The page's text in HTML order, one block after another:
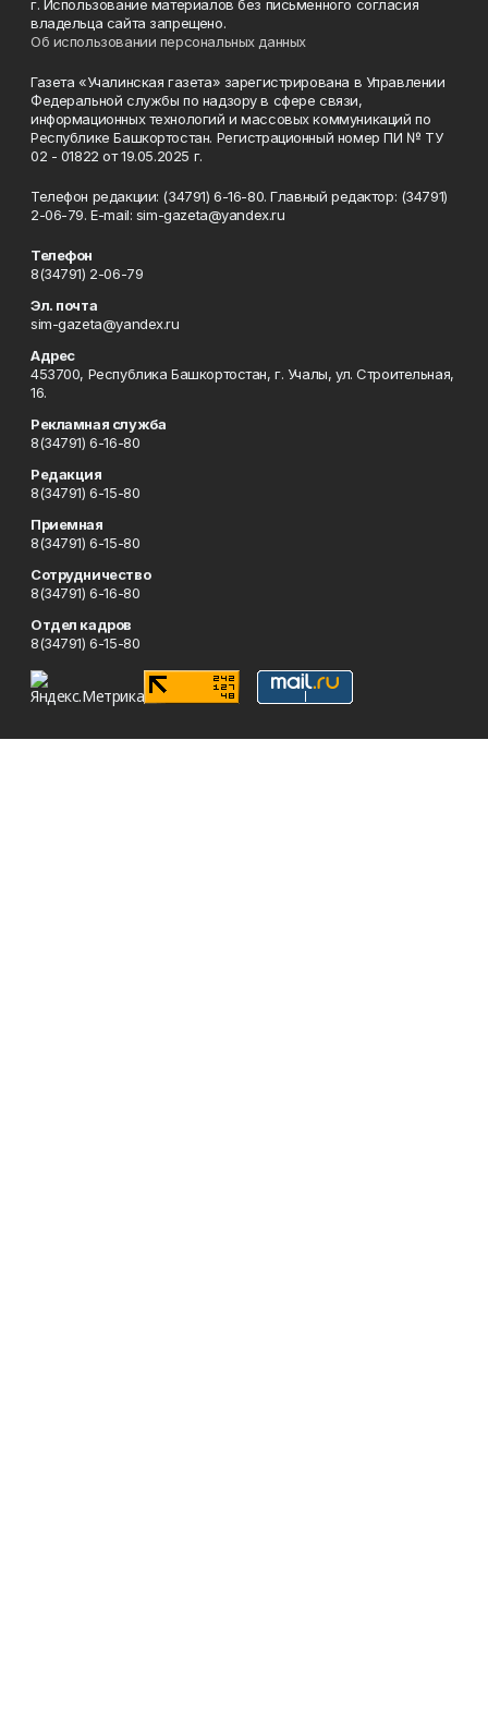
г. Использование материалов без письменного согласия
владельца сайта запрещено.
Об использовании персональных данных
Газета «Учалинская газета» зарегистрирована в Управлении
Федеральной службы по надзору в сфере связи,
информационных технологий и массовых коммуникаций по
Республике Башкортостан. Регистрационный номер ПИ № ТУ
02 - 01822 от 19.05.2025 г.
Телефон редакции: (34791) 6-16-80. Главный редактор: (34791)
2-06-79. Е-mаil: sim-gazeta@yandex.ru
Телефон
8(34791) 2-06-79
Эл. почта
sim-gazeta@yandex.ru
Адрес
453700, Республика Башкортостан, г. Учалы, ул. Строительная,
16.
Рекламная служба
8(34791) 6-16-80
Редакция
8(34791) 6-15-80
Приемная
8(34791) 6-15-80
Сотрудничество
8(34791) 6-16-80
Отдел кадров
8(34791) 6-15-80